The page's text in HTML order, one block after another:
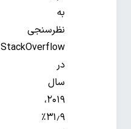
به
نظرسنجی
StackOverflow
در
سال
۲۰۱۹،
۳۱٫۹٪